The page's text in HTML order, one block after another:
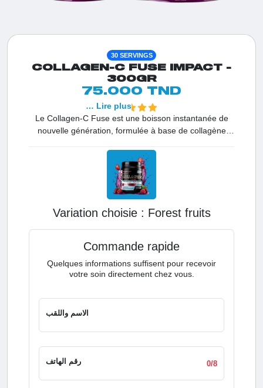
30 SERVINGS
COLLAGEN-C FUSE IMPACT -
300GR
75.000 TND
Le Collagen-C Fuse est une boisson instantanée de
nouvelle génération, formulée à base de collagène
reconnue pour sa haute biodisponibilité. Chaque
portion apporte 9 g de peptides essentiels pour la
régénération des tissus conjonctifs, des cartilages et
des os. Enrichi en Vitamine C, ce complexe stimule la
et une structure osseuse solide. Sans sucres et faible
en calories, c'est l'allié quotidien idéal en Tunisie pour
ceux qui exigent une vitalité durable et une santé de
… Lire plus
Variation choisie : forest fruits
Commande rapide
Quelques informations suffisent pour recevoir
votre soin directement chez vous.
الاسم واللقب
رقم الهاتف 0/8